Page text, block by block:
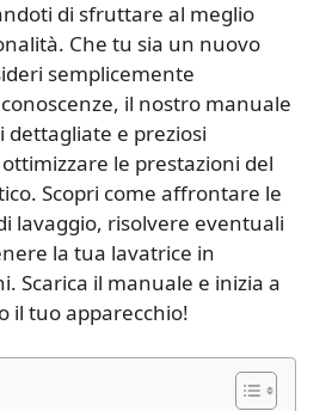
di sfruttare al meglio
Che tu sia un nuovo
semplicemente
il nostro manuale
e preziosi
le prestazioni del
Scopri come affrontare le
lavaggio, risolvere eventuali
la tua lavatrice in
Scarica il manuale e inizia a
il tuo apparecchio!